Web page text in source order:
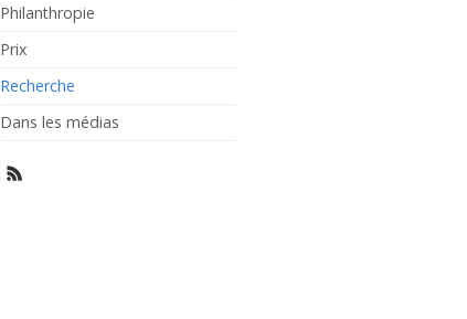
Philanthropie
Prix
Recherche
Dans les médias